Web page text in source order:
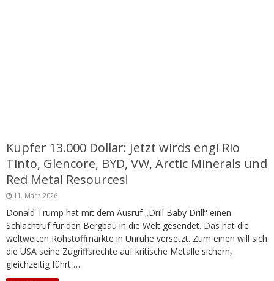
Kupfer 13.000 Dollar: Jetzt wirds eng! Rio
Tinto, Glencore, BYD, VW, Arctic Minerals und
Red Metal Resources!
11. März 2026
Donald Trump hat mit dem Ausruf „Drill Baby Drill“ einen
Schlachtruf für den Bergbau in die Welt gesendet. Das hat die
weltweiten Rohstoffmärkte in Unruhe versetzt. Zum einen will sich
die USA seine Zugriffsrechte auf kritische Metalle sichern,
gleichzeitig führt …